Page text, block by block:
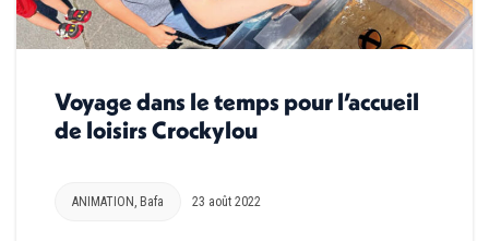
Voyage dans le temps pour l’accueil
de loisirs Crockylou
ANIMATION , Bafa 23 août 2022